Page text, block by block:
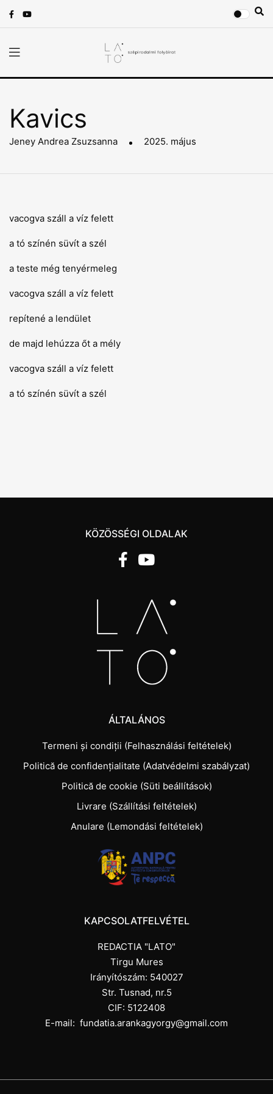
Kavics
Jeney Andrea Zsuzsanna 2025. május
vacogva száll a víz felett
a tó színén süvít a szél
a teste még tenyérmeleg
vacogva száll a víz felett
repítené a lendület
de majd lehúzza őt a mély
vacogva száll a víz felett
a tó színén süvít a szél
KÖZÖSSÉGI OLDALAK
ÁLTALÁNOS
Termeni și condiții (Felhasználási feltételek)
Politică de confidențialitate (Adatvédelmi szabályzat)
Politică de cookie (Süti beállítások)
Livrare (Szállítási feltételek)
Anulare (Lemondási feltételek)
KAPCSOLATFELVÉTEL
REDACTIA "LATO"
Tirgu Mures
Irányítószám: 540027
Str. Tusnad, nr.5
CIF: 5122408
E-mail: fundatia.arankagyorgy@gmail.com